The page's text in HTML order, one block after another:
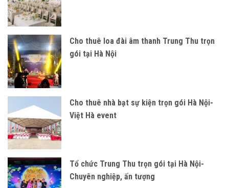
Cho thuê loa đài âm thanh Trung Thu trọn
gói tại Hà Nội
Cho thuê nhà bạt sự kiện trọn gói Hà Nội-
Việt Hà event
Tổ chức Trung Thu trọn gói tại Hà Nội-
Chuyên nghiệp, ấn tượng